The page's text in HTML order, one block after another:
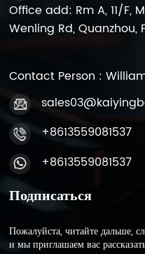
Office add: Rm A, 11/F,
Wenling Rd, Quanzhou,
Contact Person :
+8613559081537
+8613559081537
Подписаться
Пожалуйста, читайте дальше,
и мы приглашаем вас